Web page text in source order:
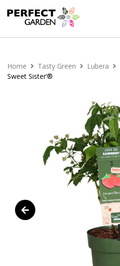
Home Tasty Green Lubera
Sweet Sister’®